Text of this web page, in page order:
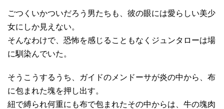
ごつくいかついだろう男たちも、彼の眼には愛らしい美少
女にしか見えない。
そんなわけで、恐怖を感じることもなくジュンタローは場
に馴染んでいた。
そうこうするうち、ガイドのメンドーサが炎の中から、布
に包まれた塊を押し出す。
紐で縛られ何重にも布で包まれたその中からは、牛の塊肉